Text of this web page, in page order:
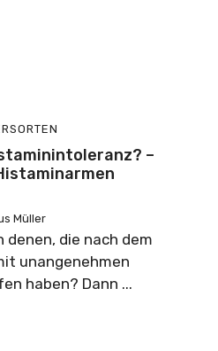
–
Müller
denen, die nach dem
unangenehmen
haben? Dann ...